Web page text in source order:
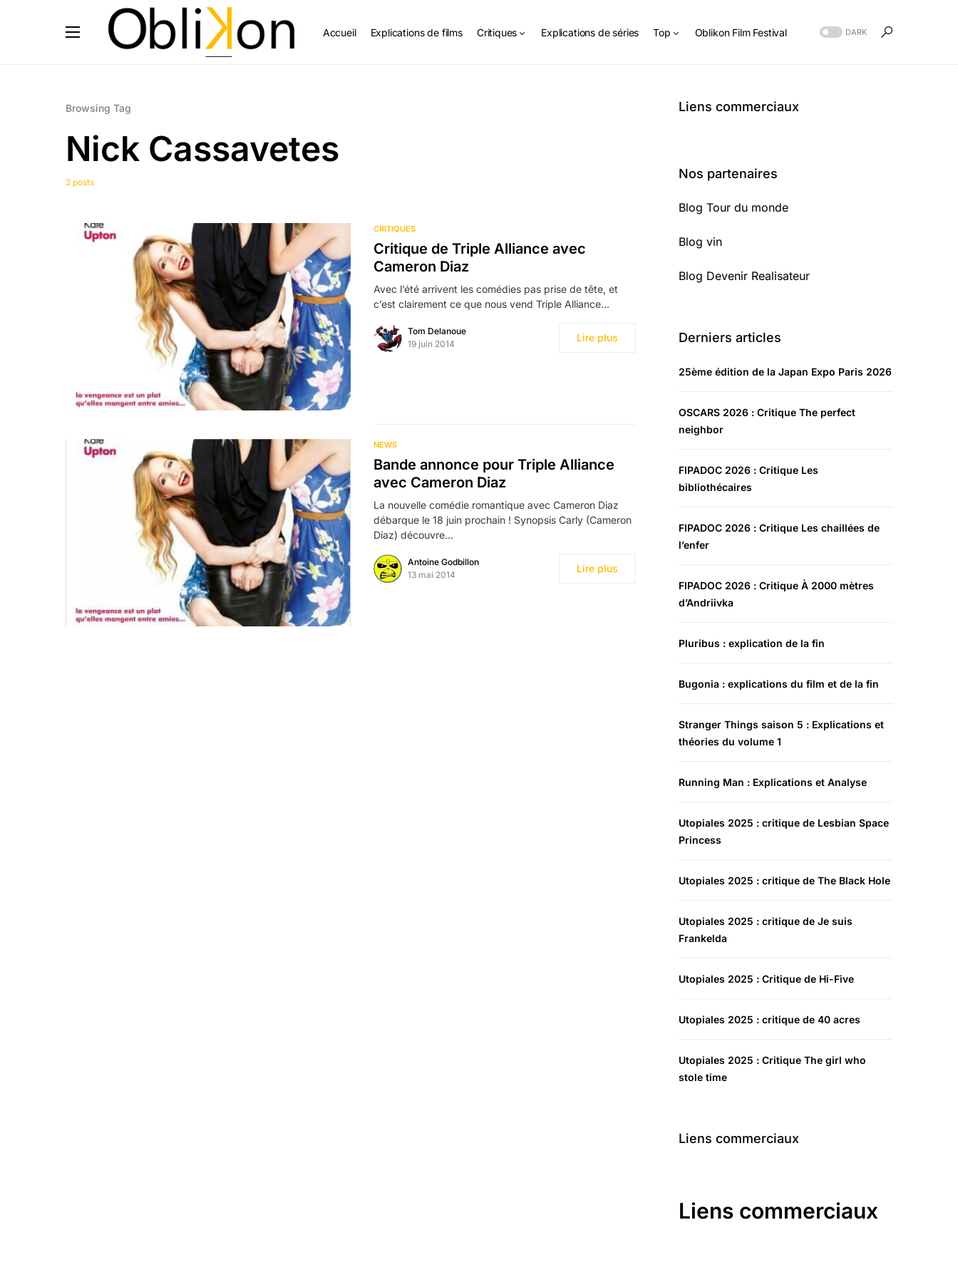
Accueil Explications de films Critiques Explications de séries Top Oblikon Film Festival DARK
Browsing Tag
Nick Cassavetes
2 posts
CRITIQUES
Critique de Triple Alliance avec
Cameron Diaz
Avec l’été arrivent les comédies pas prise de tête, et
c’est clairement ce que nous vend Triple Alliance…
Tom Delanoue
19 juin 2014
Lire plus
NEWS
Bande annonce pour Triple Alliance
avec Cameron Diaz
La nouvelle comédie romantique avec Cameron Diaz
débarque le 18 juin prochain ! Synopsis Carly (Cameron
Diaz) découvre…
Antoine Godbillon
13 mai 2014
Lire plus
Liens commerciaux
Nos partenaires
Blog Tour du monde
Blog vin
Blog Devenir Realisateur
Derniers articles
25ème édition de la Japan Expo Paris 2026
OSCARS 2026 : Critique The perfect
neighbor
FIPADOC 2026 : Critique Les
bibliothécaires
FIPADOC 2026 : Critique Les chaillées de
l’enfer
FIPADOC 2026 : Critique À 2000 mètres
d’Andriivka
Pluribus : explication de la fin
Bugonia : explications du film et de la fin
Stranger Things saison 5 : Explications et
théories du volume 1
Running Man : Explications et Analyse
Utopiales 2025 : critique de Lesbian Space
Princess
Utopiales 2025 : critique de The Black Hole
Utopiales 2025 : critique de Je suis
Frankelda
Utopiales 2025 : Critique de Hi-Five
Utopiales 2025 : critique de 40 acres
Utopiales 2025 : Critique The girl who
stole time
Liens commerciaux
Liens commerciaux